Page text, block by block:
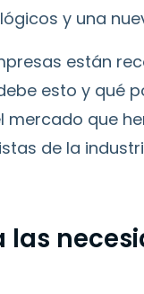
y una
están
esto y qué
mercado que
de la
las